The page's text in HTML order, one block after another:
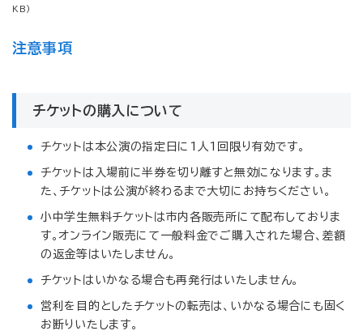
KB)
注意事項
チケットの購入について
チケットは本公演の指定日に1人1回限り有効です。
チケットは入場前に半券を切り離すと無効になります。ま
た、チケットは公演が終わるまで大切にお持ちください。
小中学生無料チケットは市内各販売所にて配布しておりま
す。オンライン販売にて一般料金でご購入された場合、差額
の返金等はいたしません。
チケットはいかなる場合も再発行はいたしません。
営利を目的としたチケットの転売は、いかなる場合にも固く
お断りいたします。